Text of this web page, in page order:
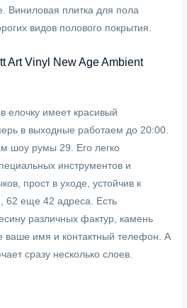
Виниловая плитка для пола
видов полового покрытия.
Art Vinyl New Age Ambient
елочку имеет красивый
в выходные работаем до 20:00.
шоу румы 29. Его легко
инструментов и
прост в уходе, устойчив к
62 еще 42 адреса. Есть
различных фактур, камень
ваше имя и контактный телефон. А
сразу несколько слоев.